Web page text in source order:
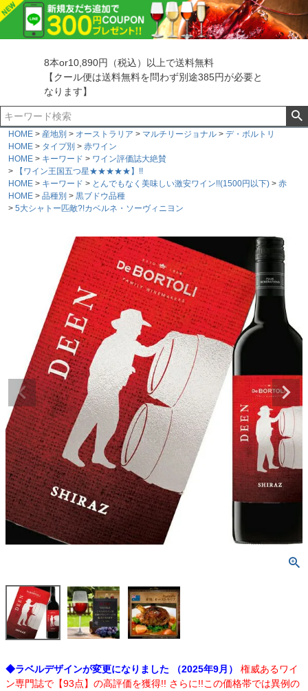
8本or10,890円（税込）以上で送料無料
【クール便は送料無料を問わず別途385円が必要と
なります】
HOME 産地別 オーストラリア マルチリージョナル
デ・ボルトリ
HOME
タイプ別
赤ワイン
HOME
キーワード
ワイン評価誌大絶賛
【ワイン王国五つ星★★★★★】!!
HOME
キーワード とんでもなく美味しい激安ワイン!!(1500円以下)
赤
HOME
品種別
黒ブドウ品種
5大シャトー匹敵?!カベルネ・ソーヴィニヨン
◆ラベルデザインが変更になりました （2025年9月） 権威あるワイ
ン専門誌で【93点】の高評価を獲得!! さらに!!この価格帯では異例の